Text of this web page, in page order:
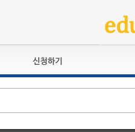
교육훈련